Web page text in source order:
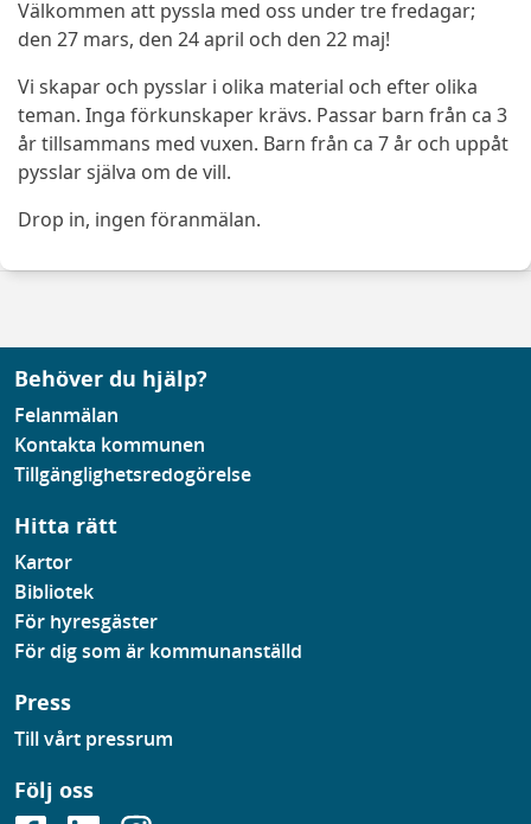
Välkommen att pyssla med oss under tre fredagar;
den 27 mars, den 24 april och den 22 maj!
Vi skapar och pysslar i olika material och efter olika
teman. Inga förkunskaper krävs. Passar barn från ca 3
år tillsammans med vuxen. Barn från ca 7 år och uppåt
pysslar själva om de vill.
Drop in, ingen föranmälan.
Behöver du hjälp?
Felanmälan
Kontakta kommunen
Tillgänglighetsredogörelse
Hitta rätt
Kartor
Bibliotek
För hyresgäster
För dig som är kommunanställd
Press
Till vårt pressrum
Följ oss